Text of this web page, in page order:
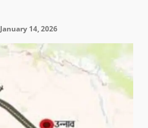
January 14, 2026